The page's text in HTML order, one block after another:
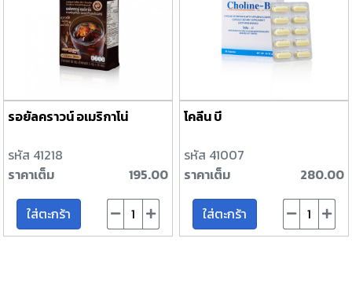
รอยัลคราวน์ อเมริกาโน่
รหัส 41218
ราคาเต็ม
195.00
ใส่ตะกร้า
โคลีน บี
รหัส 41007
ราคาเต็ม
280.00
ใส่ตะกร้า